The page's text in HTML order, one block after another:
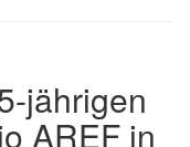
jährigen
AREF in